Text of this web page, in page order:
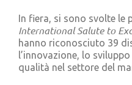
In fiera, si sono svolte le
International Salute to
hanno riconosciuto 39
l’innovazione, lo
qualità nel settore del